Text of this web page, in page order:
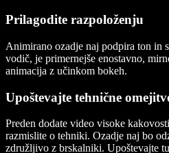
Prilagodite razpoloženju
Animirano ozadje naj podpira ton in
vodič, je primernejše enostavno,
animacija z učinkom bokeh.
Upoštevajte tehnične
Preden dodate video visoke
razmislite o tehniki. Ozadje naj bo
združljivo z brskalniki. Upoštevajte